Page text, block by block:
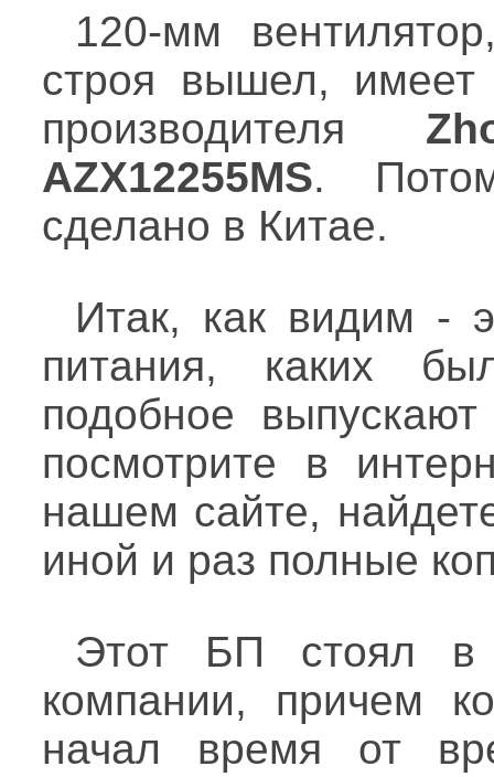
120-мм
строя вышел, имеет
производителя
AZX12255MS.
сделано в Китае.
Итак, как видим -
питания, каких
подобное
посмотрите в
нашем сайте,
иной и раз полные
Этот БП стоял в
компании, причем
начал время от